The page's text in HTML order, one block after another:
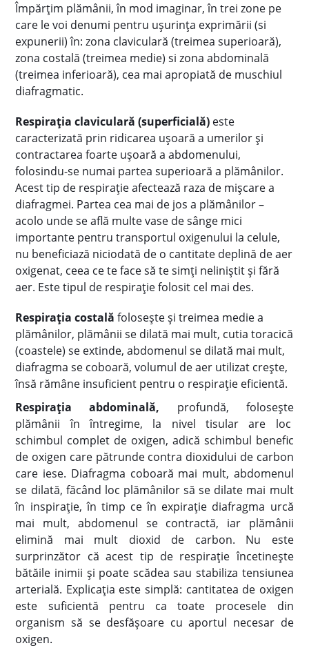
Împărțim plămânii, în mod imaginar, în trei zone pe
care le voi denumi pentru ușurința exprimării (si
expunerii) în: zona claviculară (treimea superioară),
zona costală (treimea medie) si zona abdominală
(treimea inferioară), cea mai apropiată de muschiul
diafragmatic.
Respirația claviculară (superficială) este
caracterizată prin ridicarea ușoară a umerilor și
contractarea foarte ușoară a abdomenului,
folosindu-se numai partea superioară a plămânilor.
Acest tip de respirație afectează raza de mișcare a
diafragmei. Partea cea mai de jos a plămânilor –
acolo unde se află multe vase de sânge mici
importante pentru transportul oxigenului la celule,
nu beneficiază niciodată de o cantitate deplină de aer
oxigenat, ceea ce te face să te simți neliniștit și fără
aer. Este tipul de respirație folosit cel mai des.
Respirația costală folosește și treimea medie a
plămânilor, plămânii se dilată mai mult, cutia toracică
(coastele) se extinde, abdomenul se dilată mai mult,
diafragma se coboară, volumul de aer utilizat crește,
însă rămâne insuficient pentru o respirație eficientă.
Respirația abdominală, profundă, folosește
plămânii în întregime, la nivel tisular are loc
schimbul complet de oxigen, adică schimbul benefic
de oxigen care pătrunde contra dioxidului de carbon
care iese. Diafragma coboară mai mult, abdomenul
se dilată, făcând loc plămânilor să se dilate mai mult
în inspirație, în timp ce în expirație diafragma urcă
mai mult, abdomenul se contractă, iar plămânii
elimină mai mult dioxid de carbon. Nu este
surprinzător că acest tip de respirație încetinește
bătăile inimii și poate scădea sau stabiliza tensiunea
arterială. Explicația este simplă: cantitatea de oxigen
este suficientă pentru ca toate procesele din
organism să se desfășoare cu aportul necesar de
oxigen.